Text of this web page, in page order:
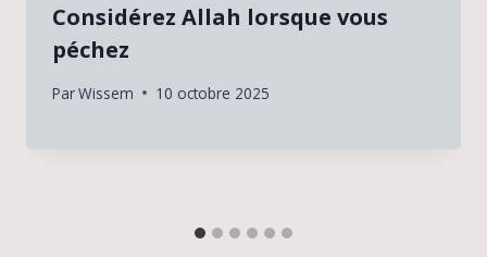
Considérez Allah lorsque vous
péchez
ParWissem 10 octobre 2025